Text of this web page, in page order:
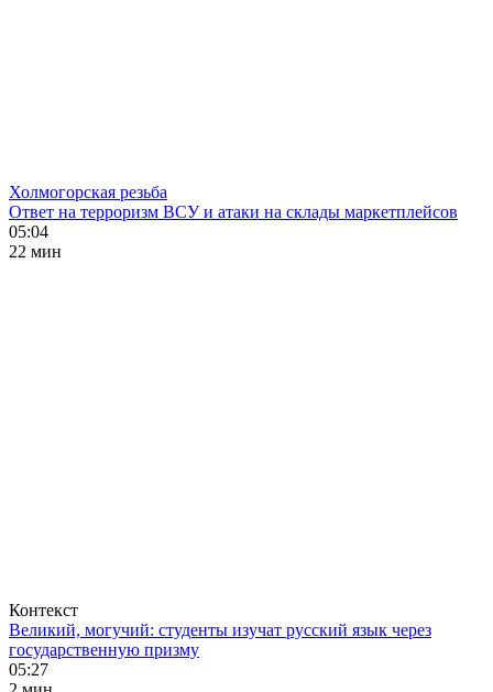
Холмогорская резьба
Ответ на терроризм ВСУ и атаки на склады маркетплейсов
05:04
22 мин
Контекст
Великий, могучий: студенты изучат русский язык через
государственную призму
05:27